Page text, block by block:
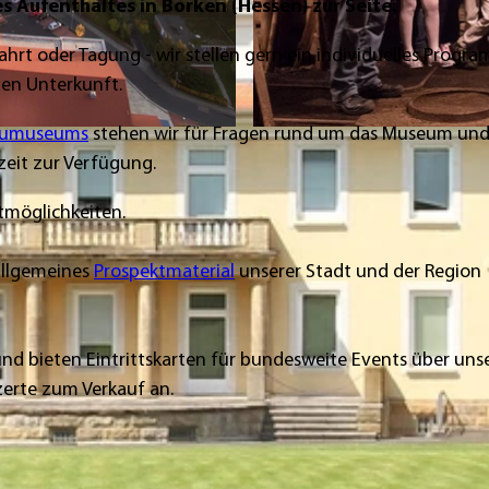
B
.
H
e
s
s
c
h
Aufenthaltes in Borken (Hessen) zur Seite.
oder Tagung - wir stellen gern ein individuelles
Unterkunft.
stehen wir für Fragen rund um das Museum
zur Verfügung.
Prospektmaterialunserer Stadt und der Region
bieten Eintrittskarten für bundesweite Events über
zum Verkauf an.